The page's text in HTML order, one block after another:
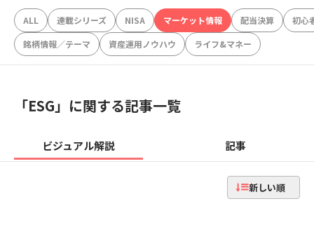
ALL 連載シリーズ NISA マーケット情報 配当決算
初心
銘柄情報／テーマ
資産運用ノウハウ ライフ&マネー
「ESG」に関する記事一覧
ビジュアル解説 記事
新しい順